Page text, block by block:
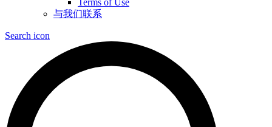
Terms of Use
与我们联系
Search icon